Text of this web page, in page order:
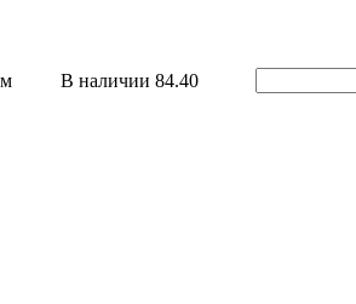
В наличии 84.40